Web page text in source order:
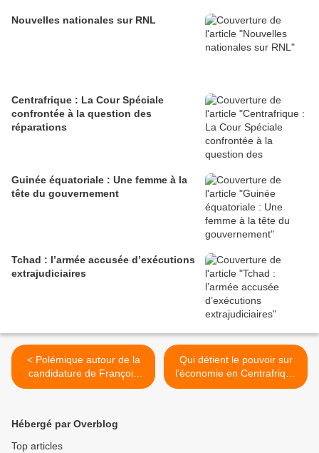
Nouvelles nationales sur RNL
Centrafrique : La Cour Spéciale
confrontée à la question des
réparations
Guinée équatoriale : Une femme à la
tête du gouvernement
Tchad : l’armée accusée d’exécutions
extrajudiciaires
< Polémique autour de la
candidature de François
Bozizé à la présidentielle
Qui détient le pouvoir sur
l’économie en Centrafrique
? >
Hébergé par Overblog
Top articles